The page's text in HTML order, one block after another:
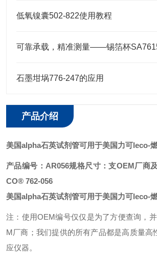
低氧镍囊502-822使用教程
可靠承载，精准测量——锡箔杯
石墨坩埚776-247的应用
产品介绍
美国alpha石英试剂管可用于美国力可leco-
产品编号：AR056规格尺寸：支OEM厂商
CO® 762-056
美国alpha石英试剂管可用于美国力可leco-
注：使用OEM编号仅仅是为了方便查询，
M厂商；我们提供的所有产品都是高质量高
应仪器。